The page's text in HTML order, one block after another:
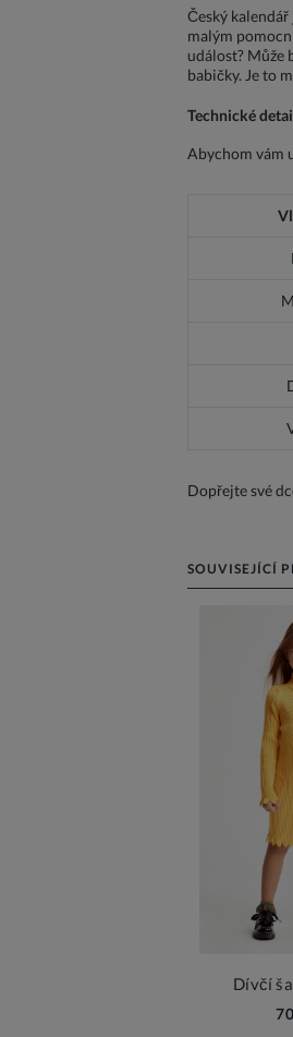
Český
malým
událost? Může
babičky. Je to
Technické
Abychom vám
Dopřejte své
SOUVISEJÍCÍ
Dívčí